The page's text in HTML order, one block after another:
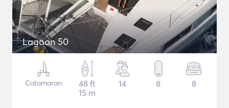
Lagoon 50
Catamaran
48 ft
15 m
14 8 8